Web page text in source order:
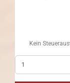
Kein